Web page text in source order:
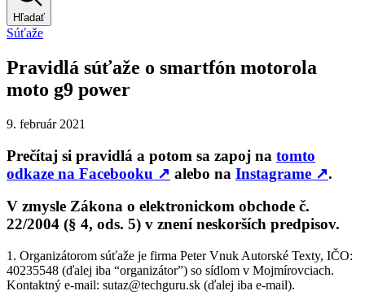
Hľadať
Súťaže
Pravidlá súťaže o smartfón motorola
moto g9 power
9. február 2021
Prečítaj si pravidlá a potom sa zapoj na tomto
odkaze na Facebooku ↗ alebo na Instagrame ↗.
V zmysle Zákona o elektronickom obchode č.
22/2004 (§ 4, ods. 5) v znení neskorších predpisov.
1. Organizátorom súťaže je firma Peter Vnuk Autorské Texty, IČO:
40235548 (ďalej iba “organizátor”) so sídlom v Mojmírovciach.
Kontaktný e-mail: sutaz@techguru.sk (ďalej iba e-mail).